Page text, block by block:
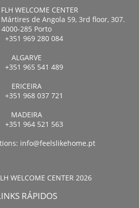
WELCOME CENTER
de Angola 59, 3rd floor, 307.
4000-285 Porto
+351 969 280 084
ALGARVE
+351 965 541 489
ERICEIRA
+351 968 037 721
MADEIRA
+351 964 521 563
info@feelslikehome.pt
WELCOME CENTER 2026
RÁPIDOS